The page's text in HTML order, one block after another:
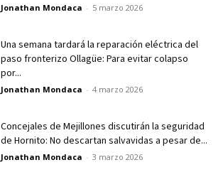
Jonathan Mondaca - 5 marzo 2026
Una semana tardará la reparación eléctrica del
paso fronterizo Ollagüe: Para evitar colapso
por...
Jonathan Mondaca - 4 marzo 2026
Concejales de Mejillones discutirán la seguridad
de Hornito: No descartan salvavidas a pesar de...
Jonathan Mondaca - 3 marzo 2026